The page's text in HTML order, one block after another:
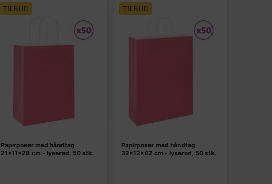
TILBUD
Papirposer med håndtag
21×11×28 cm - lyserød, 50 stk.
TILBUD
Papirposer med håndtag
32×12×42 cm - lyserød, 50 stk.